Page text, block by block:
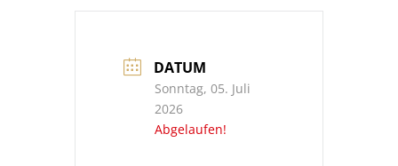
DATUM
Sonntag, 05. Juli
2026
Abgelaufen!